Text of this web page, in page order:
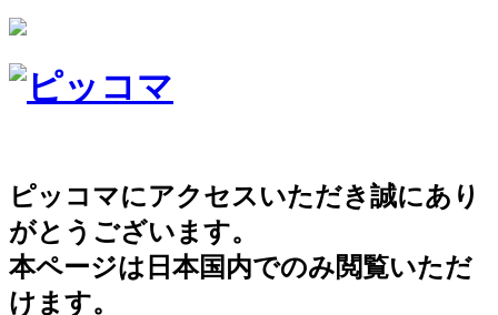
ピッコマにアクセスいただき誠にあり
がとうございます。
本ページは日本国内でのみ閲覧いただ
けます。